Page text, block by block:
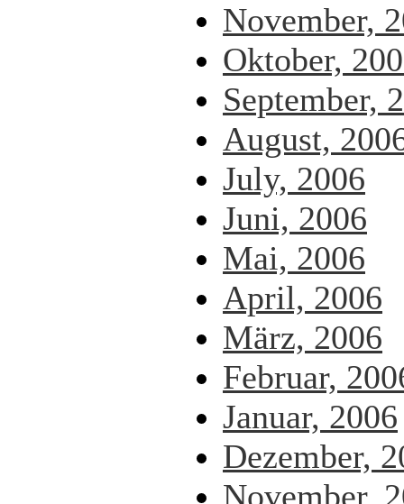
November,
Oktober,
September,
August,
July, 2006
Juni, 2006
Mai, 2006
April, 2006
März, 2006
Februar,
Januar, 2006
Dezember,
November,